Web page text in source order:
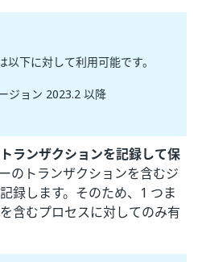
以下に対して利用可能です。
ジョン 2023.2 以降
ランザクションを記録して保
のトランザクションを含むジ
録します。そのため、1 つま
含むプロセスに対してのみ有